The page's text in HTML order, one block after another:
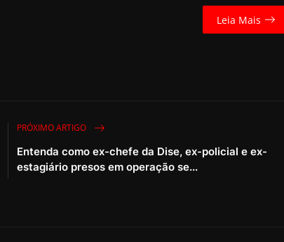
Leia Mais
PRÓXIMO ARTIGO
Entenda como ex-chefe da Dise, ex-policial e ex-
estagiário presos em operação se...